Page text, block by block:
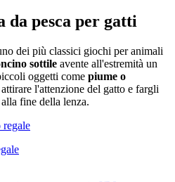
da pesca per gatti
dei più classici giochi per animali
sottile avente all'estremità un
oggetti come piume o
l'attenzione del gatto e fargli
fine della lenza.